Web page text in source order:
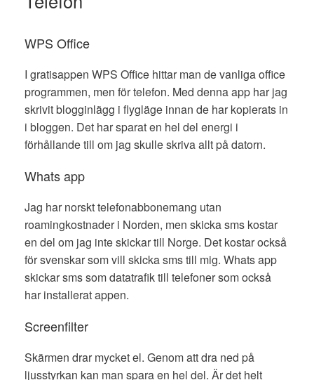
WPS Office
I gratisappen WPS Office hittar man de vanliga office
programmen, men för telefon. Med denna app har jag
skrivit blogginlägg i flygläge innan de har kopierats in
i bloggen. Det har sparat en hel del energi i
förhållande till om jag skulle skriva allt på datorn.
Whats app
Jag har norskt telefonabbonemang utan
roamingkostnader i Norden, men skicka sms kostar
en del om jag inte skickar till Norge. Det kostar också
för svenskar som vill skicka sms till mig. Whats app
skickar sms som datatrafik till telefoner som också
har installerat appen.
Screenfilter
Skärmen drar mycket el. Genom att dra ned på
ljusstyrkan kan man spara en hel del. Är det helt